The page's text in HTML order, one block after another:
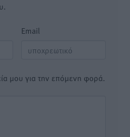
Email
μου για την επόμενη φορά.